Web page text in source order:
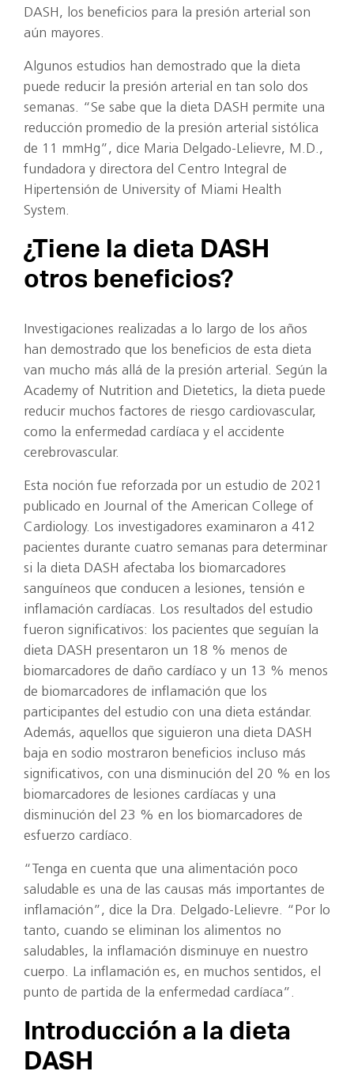
DASH, los beneficios para la presión arterial son
aún mayores.
Algunos estudios han demostrado que la dieta
puede reducir la presión arterial en tan solo dos
semanas. “Se sabe que la dieta DASH permite una
reducción promedio de la presión arterial sistólica
de 11 mmHg”, dice Maria Delgado-Lelievre, M.D.,
fundadora y directora del Centro Integral de
Hipertensión de University of Miami Health
System.
¿Tiene la dieta DASH
otros beneficios?
Investigaciones realizadas a lo largo de los años
han demostrado que los beneficios de esta dieta
van mucho más allá de la presión arterial. Según la
Academy of Nutrition and Dietetics, la dieta puede
reducir muchos factores de riesgo cardiovascular,
como la enfermedad cardíaca y el accidente
cerebrovascular.
Esta noción fue reforzada por un estudio de 2021
publicado en Journal of the American College of
Cardiology. Los investigadores examinaron a 412
pacientes durante cuatro semanas para determinar
si la dieta DASH afectaba los biomarcadores
sanguíneos que conducen a lesiones, tensión e
inflamación cardíacas. Los resultados del estudio
fueron significativos: los pacientes que seguían la
dieta DASH presentaron un 18 % menos de
biomarcadores de daño cardíaco y un 13 % menos
de biomarcadores de inflamación que los
participantes del estudio con una dieta estándar.
Además, aquellos que siguieron una dieta DASH
baja en sodio mostraron beneficios incluso más
significativos, con una disminución del 20 % en los
biomarcadores de lesiones cardíacas y una
disminución del 23 % en los biomarcadores de
esfuerzo cardíaco.
“Tenga en cuenta que una alimentación poco
saludable es una de las causas más importantes de
inflamación”, dice la Dra. Delgado-Lelievre. “Por lo
tanto, cuando se eliminan los alimentos no
saludables, la inflamación disminuye en nuestro
cuerpo. La inflamación es, en muchos sentidos, el
punto de partida de la enfermedad cardíaca”.
Introducción a la dieta
DASH